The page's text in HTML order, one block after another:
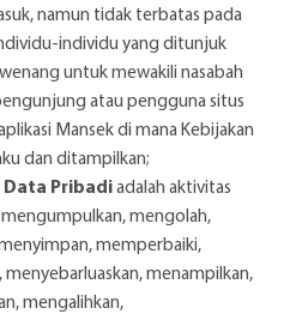
namun tidak terbatas pada
individu yang ditunjuk
untuk mewakili nasabah
atau pengguna situs
Mansek di mana Kebijakan
dan ditampilkan;
Data Pribadiadalah aktivitas
mengolah,
memperbaiki,
menampilkan,
mengalihkan,